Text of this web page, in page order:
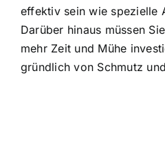
effektiv sein wie spezielle
Darüber hinaus müssen
mehr Zeit und Mühe
gründlich von Schmutz